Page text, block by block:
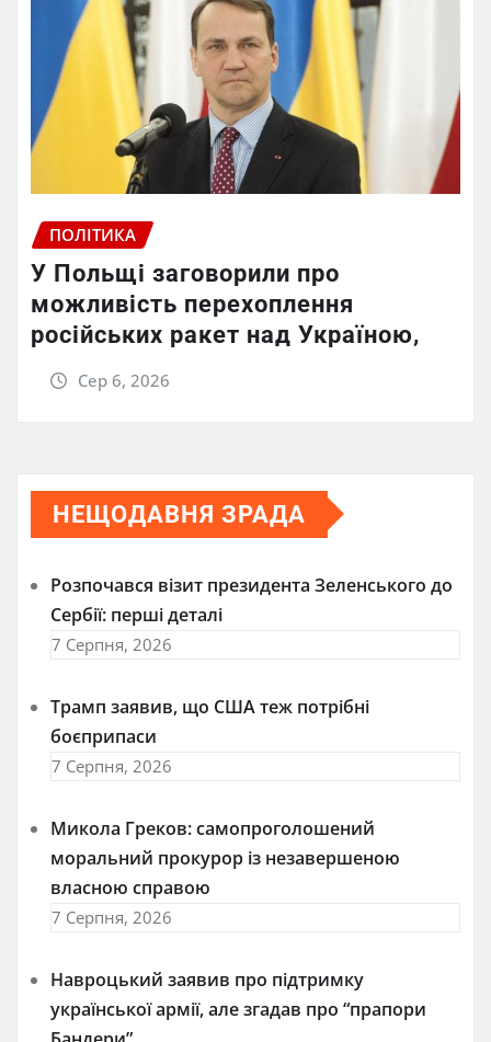
ПОЛІТИКА
У Польщі заговорили про
можливість перехоплення
російських ракет над Україною,
Сер 6, 2026
НЕЩОДАВНЯ ЗРАДА
Розпочався візит президента Зеленського до
Сербії: перші деталі
7 Серпня, 2026
Трамп заявив, що США теж потрібні
боєприпаси
7 Серпня, 2026
Микола Греков: самопроголошений
моральний прокурор із незавершеною
власною справою
7 Серпня, 2026
Навроцький заявив про підтримку
української армії, але згадав про “прапори